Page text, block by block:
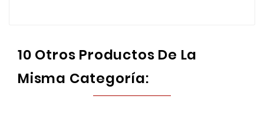
10 Otros Productos De La
Misma Categoría: